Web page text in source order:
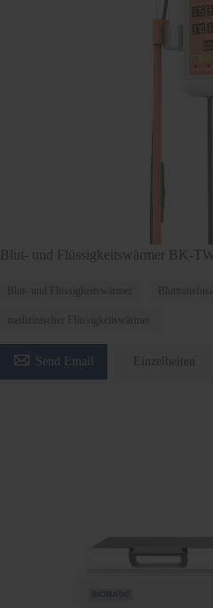
Blut- und Flüssigkeitswärmer BK-
Blut- und Flüssigkeitswärmer
medizinischer Flüssigkeitswärmer
 Send Email Einzelheiten